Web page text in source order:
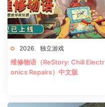
2026 独立游戏
维修物语（ReStory: Chill Electr
onics Repairs）中文版